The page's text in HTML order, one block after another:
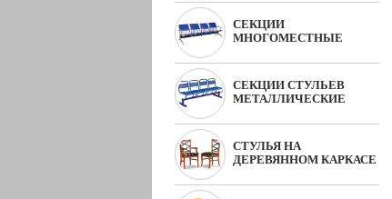
СЕКЦИИ
МНОГОМЕСТНЫЕ
СЕКЦИИ СТУЛЬЕВ
МЕТАЛЛИЧЕСКИЕ
СТУЛЬЯ НА
ДЕРЕВЯННОМ КАРКАСЕ